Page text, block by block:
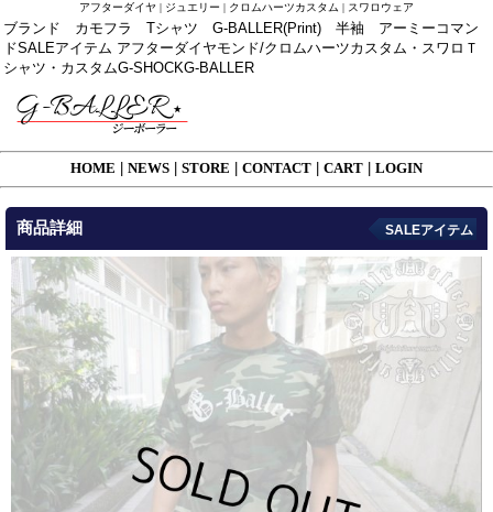
アフターダイヤ | ジュエリー | クロムハーツカスタム | スワロウェア
ブランド カモフラ Tシャツ G-BALLER(Print) 半袖 アーミーコマン
ドSALEアイテム アフターダイヤモンド/クロムハーツカスタム・スワロＴ
シャツ・カスタムG-SHOCKG-BALLER
HOME NEWS STORE CONTACT CART LOGIN
商品詳細 SALEアイテム